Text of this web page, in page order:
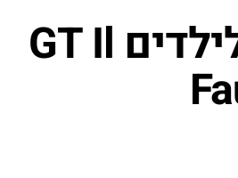
ספידה לילדים GT Il